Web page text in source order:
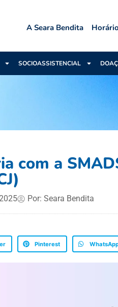
A Seara Bendita
SOCIOASSISTENCIAL
com a
Por: Seara Bendita
Pinterest